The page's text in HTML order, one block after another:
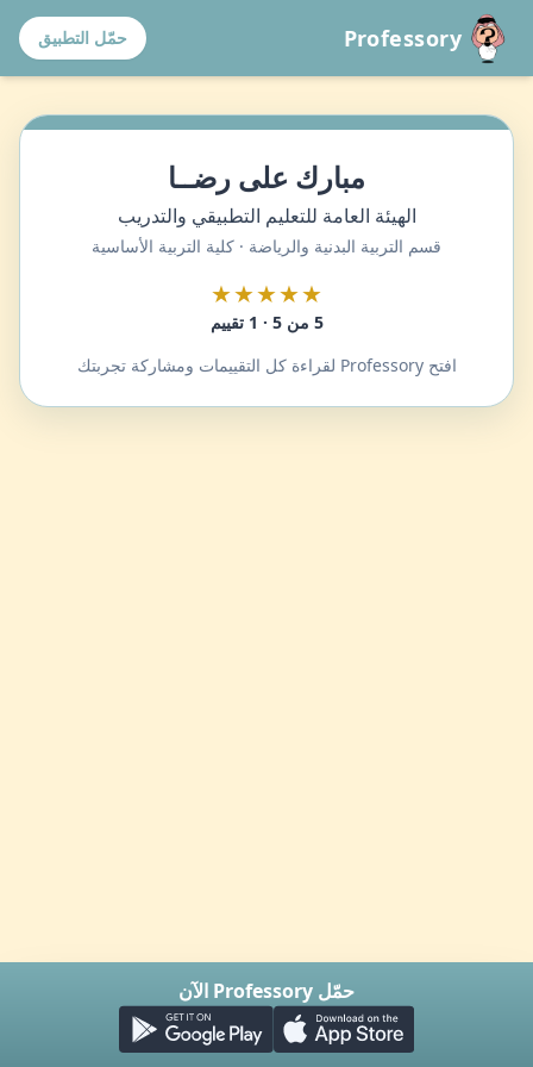
Professory حمّل التطبيق
مبارك على رضــا
الهيئة العامة للتعليم التطبيقي والتدريب
قسم التربية البدنية والرياضة · كلية التربية الأساسية
★★★★★
5 من 5 · 1 تقييم
افتح Professory لقراءة كل التقييمات ومشاركة تجربتك
حمّل Professory الآن